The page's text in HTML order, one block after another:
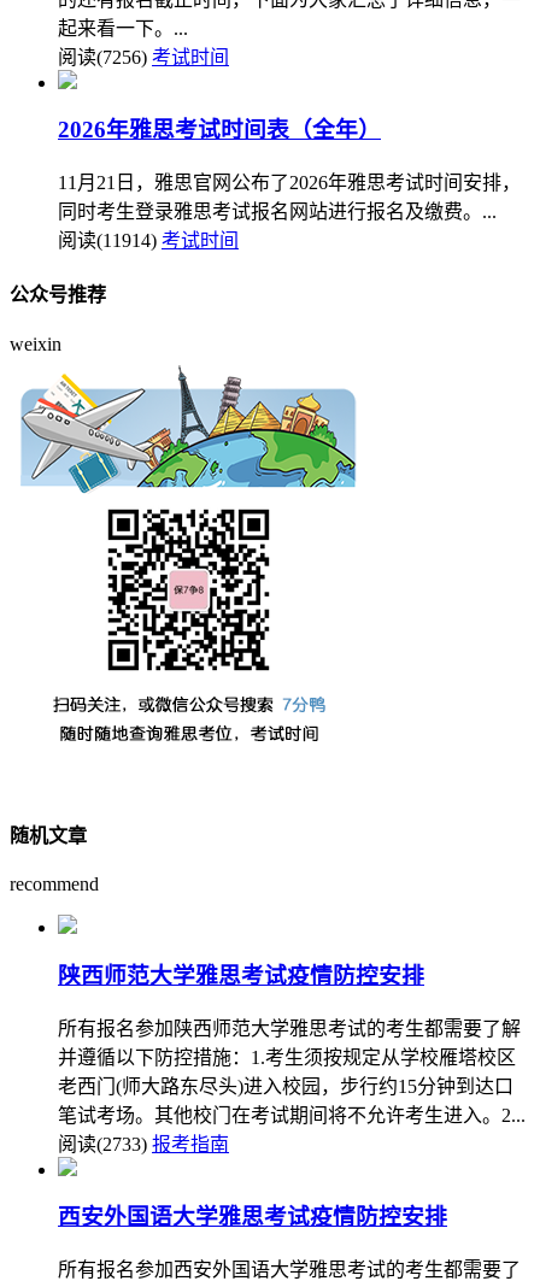
起来看一下。...
阅读(7256) 考试时间
2026年雅思考试时间表（全年）
11月21日，雅思官网公布了2026年雅思考试时间安排，
同时考生登录雅思考试报名网站进行报名及缴费。...
阅读(11914) 考试时间
公众号推荐
weixin
随机文章
recommend
陕西师范大学雅思考试疫情防控安排
所有报名参加陕西师范大学雅思考试的考生都需要了解
并遵循以下防控措施：1.考生须按规定从学校雁塔校区
老西门(师大路东尽头)进入校园，步行约15分钟到达口
笔试考场。其他校门在考试期间将不允许考生进入。2...
阅读(2733) 报考指南
西安外国语大学雅思考试疫情防控安排
所有报名参加西安外国语大学雅思考试的考生都需要了